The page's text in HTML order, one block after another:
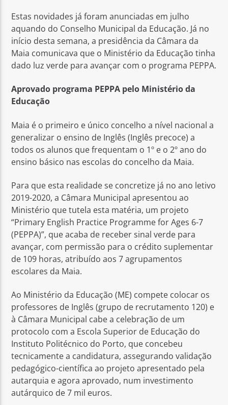
Estas novidades já foram anunciadas em julho
aquando do Conselho Municipal da Educação. Já no
início desta semana, a presidência da Câmara da
Maia comunicava que o Ministério da Educação tinha
dado luz verde para avançar com o programa PEPPA.
Aprovado programa PEPPA pelo Ministério da
Educação
Maia é o primeiro e único concelho a nível nacional a
generalizar o ensino de Inglês (Inglês precoce) a
todos os alunos que frequentam o 1º e o 2º ano do
ensino básico nas escolas do concelho da Maia.
Para que esta realidade se concretize já no ano letivo
2019-2020, a Câmara Municipal apresentou ao
Ministério que tutela esta matéria, um projeto
“Primary English Practice Programme for Ages 6-7
(PEPPA)”, que acaba de receber sinal verde para
avançar, com permissão para o crédito suplementar
de 109 horas, atribuído aos 7 agrupamentos
escolares da Maia.
Ao Ministério da Educação (ME) compete colocar os
professores de Inglês (grupo de recrutamento 120) e
à Câmara Municipal cabe a celebração de um
protocolo com a Escola Superior de Educação do
Instituto Politécnico do Porto, que concebeu
tecnicamente a candidatura, assegurando validação
pedagógico-científica ao projeto apresentado pela
autarquia e agora aprovado, num investimento
autárquico de 7 mil euros.